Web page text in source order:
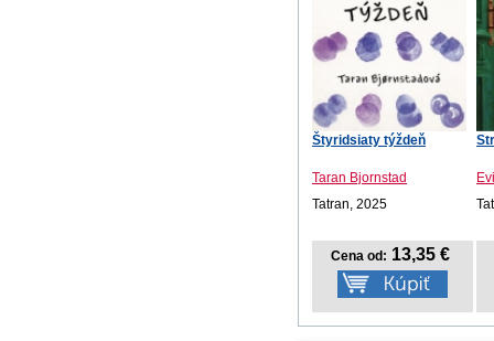
Štyridsiaty týždeň
Taran Bjornstad
Tatran, 2025
Cena od: 13,35 €